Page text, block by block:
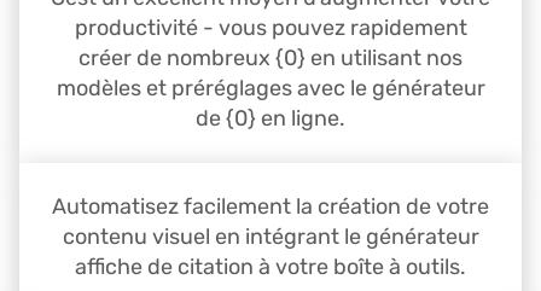
productivité - vous pouvez rapidement
créer de nombreux {0} en utilisant nos
modèles et préréglages avec le générateur
de {0} en ligne.
Automatisez facilement la création de votre
contenu visuel en intégrant le générateur
affiche de citation à votre boîte à outils.